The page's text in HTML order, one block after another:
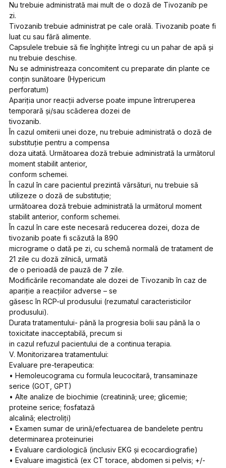
Nu trebuie administrată mai mult de o doză de Tivozanib pe
zi.
Tivozanib trebuie administrat pe cale orală. Tivozanib poate fi
luat cu sau fără alimente.
Capsulele trebuie să fie înghițite întregi cu un pahar de apă și
nu trebuie deschise.
Nu se administreaza concomitent cu preparate din plante ce
conțin sunătoare (Hypericum
perforatum)
Apariția unor reacții adverse poate impune întreruperea
temporară și/sau scăderea dozei de
tivozanib.
În cazul omiterii unei doze, nu trebuie administrată o doză de
substituție pentru a compensa
doza uitată. Următoarea doză trebuie administrată la următorul
moment stabilit anterior,
conform schemei.
În cazul în care pacientul prezintă vărsături, nu trebuie să
utilizeze o doză de substituție;
următoarea doză trebuie administrată la următorul moment
stabilit anterior, conform schemei.
În cazul în care este necesară reducerea dozei, doza de
tivozanib poate fi scăzută la 890
micrograme o dată pe zi, cu schemă normală de tratament de
21 zile cu doză zilnică, urmată
de o perioadă de pauză de 7 zile.
Modificările recomandate ale dozei de Tivozanib în caz de
apariție a reacțiilor adverse – se
găsesc în RCP-ul produsului (rezumatul caracteristicilor
produsului).
Durata tratamentului- până la progresia bolii sau până la o
toxicitate inacceptabilă, precum si
in cazul refuzul pacientului de a continua terapia.
V. Monitorizarea tratamentului:
Evaluare pre-terapeutica:
• Hemoleucograma cu formula leucocitară, transaminaze
serice (GOT, GPT)
• Alte analize de biochimie (creatinină; uree; glicemie;
proteine serice; fosfatază
alcalină; electroliți)
• Examen sumar de urină/efectuarea de bandelete pentru
determinarea proteinuriei
• Evaluare cardiologică (inclusiv EKG și ecocardiografie)
• Evaluare imagistică (ex CT torace, abdomen si pelvis; +/-